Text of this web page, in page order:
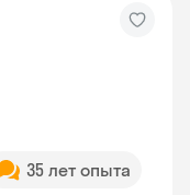
35 лет опыта